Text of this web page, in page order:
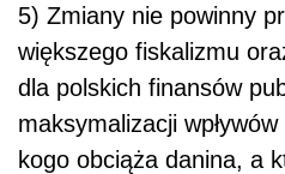
5) Zmiany nie powinny
większego fiskalizmu
dla polskich finansów
maksymalizacji
kogo obciąża danina, a